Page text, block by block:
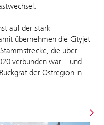
auf der stark
übernehmen die Cityjet
die über
verbunden war – und
der Ostregion in